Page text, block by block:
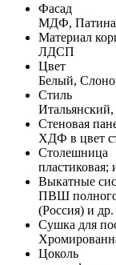
Фасад
МДФ, Патина
Материал
ЛДСП
Цвет
Белый,
Стиль
Стеновая
ХДФ в цвет
Столешница
пластиковая;
Выкатные
ПВШ полного
(Россия) и др.
Сушка для
Цоколь